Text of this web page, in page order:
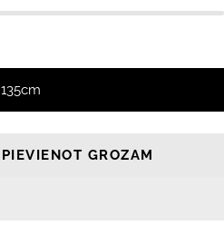
135cm
PIEVIENOT GROZAM